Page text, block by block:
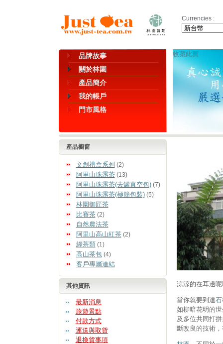
Currencies :
品牌故事
關於林園
產品簡介
我的帳戶
門市風格
收藏此頁
產品櫥窗
文創禮盒系列 (2)
阿里山珠露茶(13)
阿里山珠露茶(去罐真空包)(7)
阿里山珠露茶(極簡包裝)(5)
林園御匠茶
比賽茶(2)
自然農法茶
阿里山高山紅茶(2)
綠茶類 (1)
高山茶包(4)
客戶專屬連結
其他資訊
最新消息
旅遊景點
付款方式
運送與取貨
退換貨事項
涼涼的在耳邊
當你就要到達
如柳暗花明的
及多位共同打
斷改良的技術